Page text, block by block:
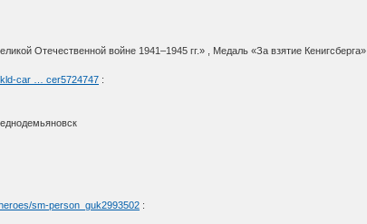
Отечественной войне 1941–1945 гг.» , Медаль «За взятие Кенигсберга»
car … cer5724747 :
sm-person_guk2993502 :